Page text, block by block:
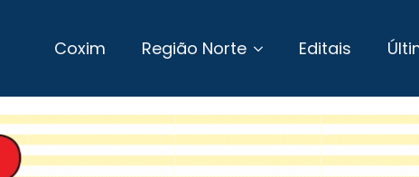
Coxim Região Norte Editais